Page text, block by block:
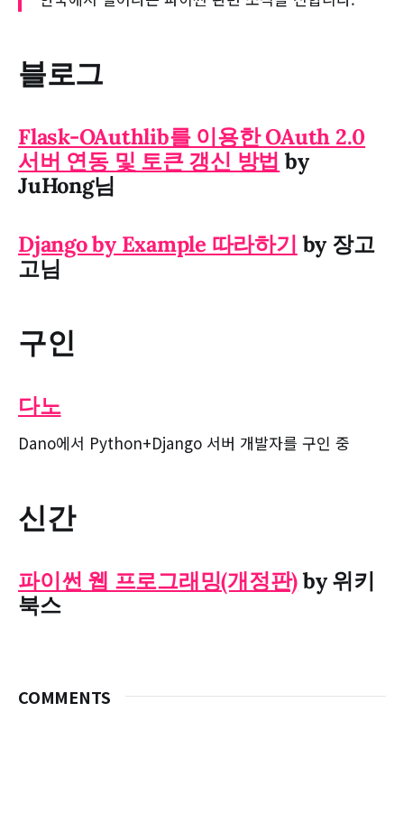
블로그
Flask-OAuthlib를 이용한 OAuth 2.0
서버 연동 및 토큰 갱신 방법 by
JuHong님
Django by Example 따라하기 by 장고
고님
구인
다노
Dano에서 Python+Django 서버 개발자를 구인 중
신간
파이썬 웹 프로그래밍(개정판)by 위키
북스
COMMENTS